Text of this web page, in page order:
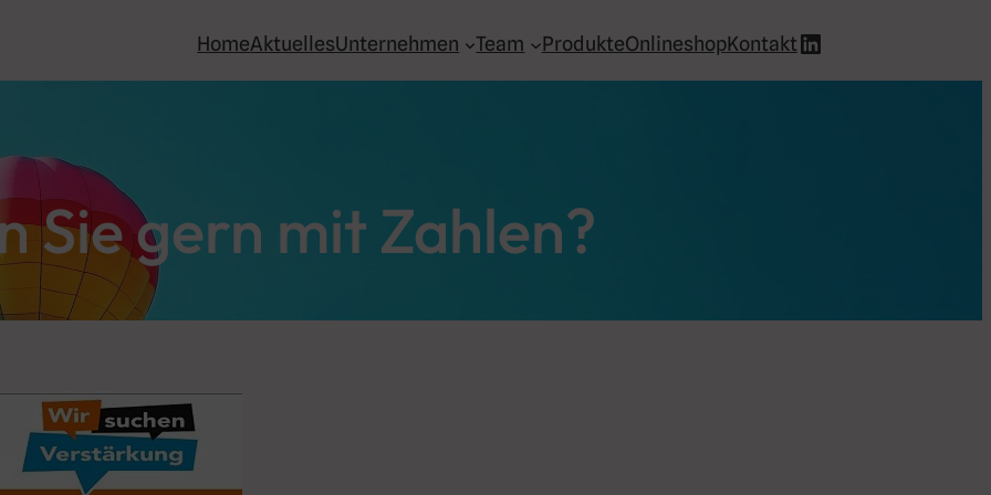
HomeAktuellesUnternehmen Team ProdukteOnlineshopKontaktLinkedIn
Sie gern mit Zahlen?